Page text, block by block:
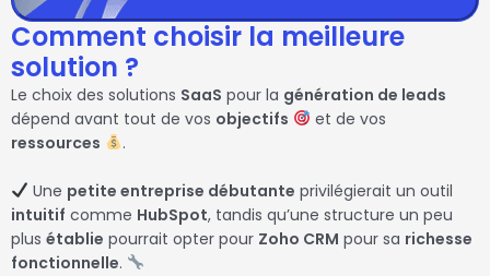
Comment choisir la meilleure
solution ?
Le choix des solutions SaaS pour la génération de leads
dépend avant tout de vos objectifs
et de vos
ressources
.
Une petite entreprise débutante privilégierait un outil
intuitif comme HubSpot, tandis qu’une structure un peu
plus établie pourrait opter pour Zoho CRM pour sa richesse
fonctionnelle.